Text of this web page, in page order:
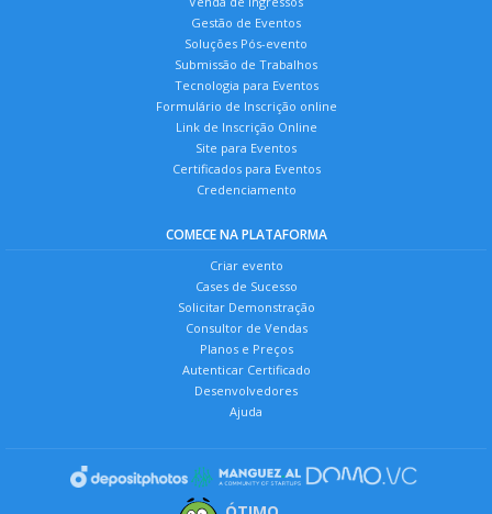
Gestão de Eventos
Soluções Pós-evento
Submissão de Trabalhos
Tecnologia para Eventos
Formulário de Inscrição online
Link de Inscrição Online
Site para Eventos
Certificados para Eventos
Credenciamento
COMECE NA PLATAFORMA
Criar evento
Cases de Sucesso
Solicitar Demonstração
Consultor de Vendas
Planos e Preços
Autenticar Certificado
Desenvolvedores
Ajuda